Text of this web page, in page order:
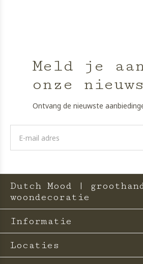
Meld je
onze
Ontvang de nieuwste
Dutch Mood |
woondecoratie
Informatie
Locaties